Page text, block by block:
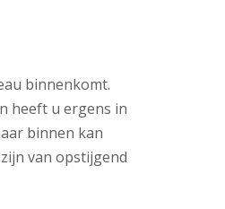
binnenkomt.
heeft u ergens in
binnen kan
van opstijgend